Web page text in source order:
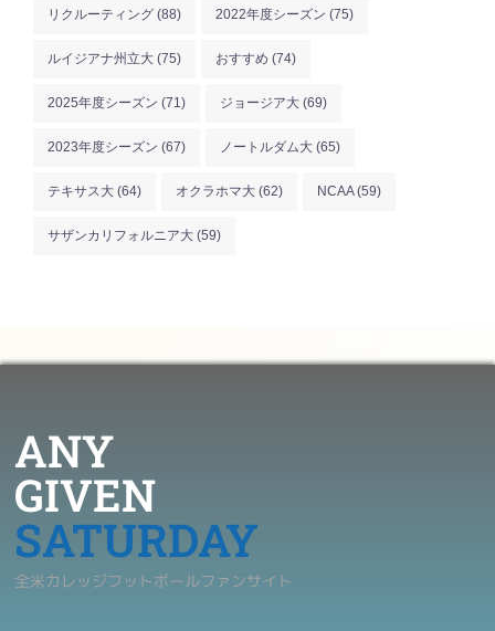
リクルーティング (88) 2022年度シーズン (75)
ルイジアナ州立大 (75) おすすめ (74)
2025年度シーズン (71) ジョージア大 (69)
2023年度シーズン (67) ノートルダム大 (65)
テキサス大 (64) オクラホマ大 (62) NCAA(59)
サザンカリフォルニア大 (59)
ANY
GIVEN
SATURDAY
全米カレッジフットボールファンサイト